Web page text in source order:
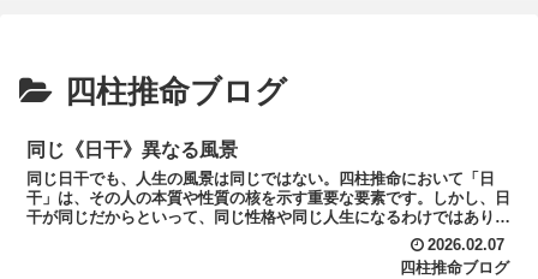
四柱推命ブログ
同じ《日干》異なる風景
同じ日干でも、人生の風景は同じではない。四柱推命において「日
干」は、その人の本質や性質の核を示す重要な要素です。しかし、日
干が同じだからといって、同じ性格や同じ人生になるわけではありま
せん。なぜなら、命式は日干だけで構成されているのではなく...
2026.02.07
四柱推命ブログ